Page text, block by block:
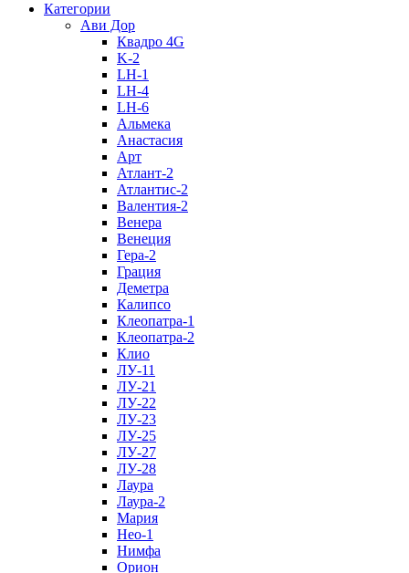
Категории
Ави Дор
Квадро 4G
K-2
LH-1
LH-4
LH-6
Альмека
Анастасия
Арт
Атлант-2
Атлантис-2
Валентия-2
Венера
Венеция
Гера-2
Грация
Деметра
Калипсо
Клеопатра-1
Клеопатра-2
Клио
ЛУ-11
ЛУ-21
ЛУ-22
ЛУ-23
ЛУ-25
ЛУ-27
ЛУ-28
Лаура
Лаура-2
Мария
Нео-1
Нимфа
Орион